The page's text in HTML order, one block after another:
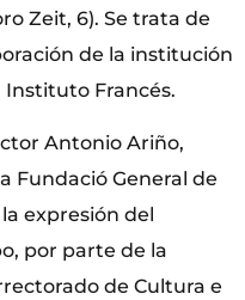
Zeit, 6). Se trata de
de la institución
Francés.
Antonio Ariño,
Fundació General de
expresión del
por parte de la
de Cultura e